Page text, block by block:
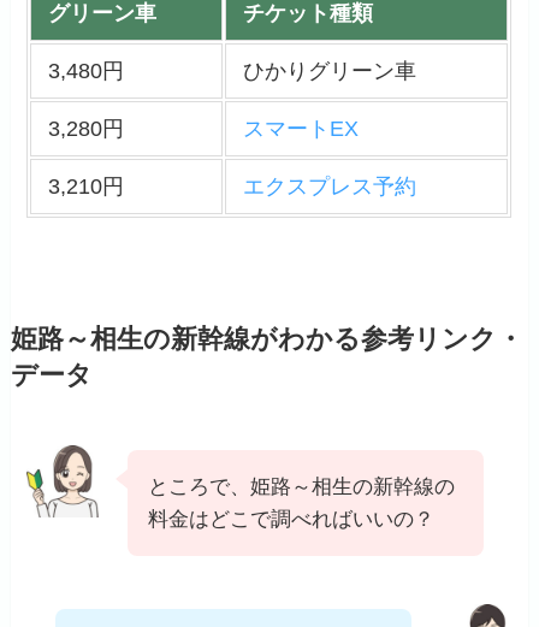
グリーン車 チケット種類
3,480円 ひかりグリーン車
3,280円 スマートEX
3,210円 エクスプレス予約
姫路～相生の新幹線がわかる参考リンク・
データ
ところで、姫路～相生の新幹線の
料金はどこで調べればいいの？